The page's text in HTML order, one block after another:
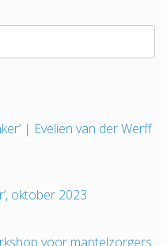
| Evelien van der Werff
oktober 2023
voor mantelzorgers